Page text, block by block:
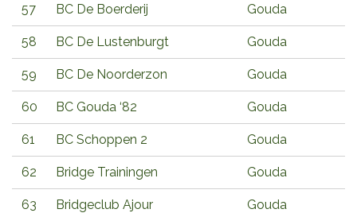
57 BC De Boerderij Gouda
58 BC De Lustenburgt Gouda
59 BC De Noorderzon Gouda
60 BC Gouda ‘82 Gouda
61 BC Schoppen 2 Gouda
62 Bridge Trainingen Gouda
63 Bridgeclub Ajour Gouda